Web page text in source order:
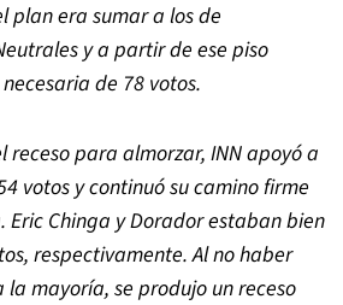
plan era sumar a los de
y a partir de ese piso
de 78 votos.
receso para almorzar, INN apoyó a
votos y continuó su camino firme
Chinga y Dorador estaban bien
respectivamente. Al no haber
mayoría, se produjo un receso